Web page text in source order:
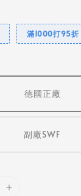
滿1000打95折
德國正廠
副廠SWF